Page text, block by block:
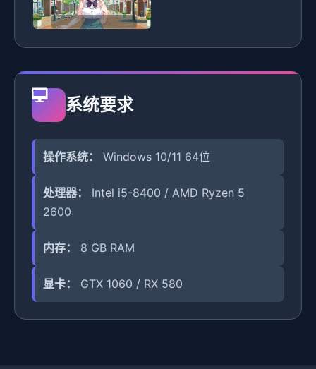
系统要求
操作系统： Windows 10/11 64位
处理器：
Intel i5-8400 / AMD Ryzen 5
2600
内存： 8 GB RAM
显卡： GTX 1060 / RX 580